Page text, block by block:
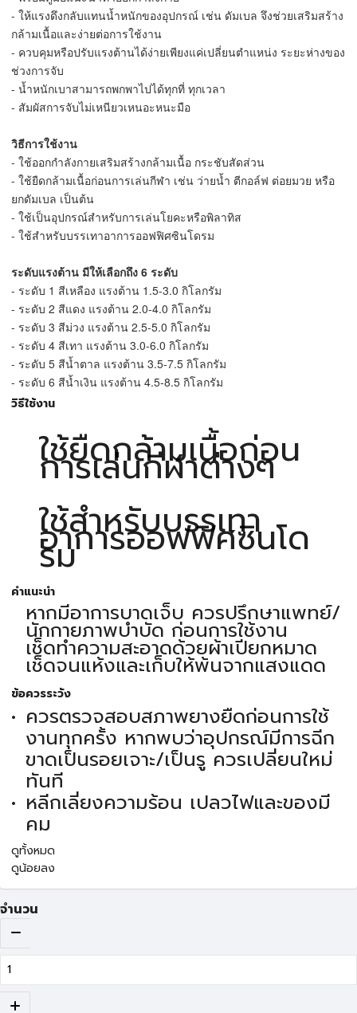
- ให้แรงดึงกลับแทนน้ำหนักของอุปกรณ์ เช่น ดัมเบล จึงช่วยเสริมสร้าง
กล้ามเนื้อและง่ายต่อการใช้งาน
- ควบคุมหรือปรับแรงต้านได้ง่ายเพียงแค่เปลี่ยนตำแหน่ง ระยะห่างของ
ช่วงการจับ
- น้ำหนักเบาสามารถพกพาไปได้ทุกที่ ทุกเวลา
- สัมผัสการจับไม่เหนียวเหนอะหนะมือ
วิธีการใช้งาน
- ใช้ออกกำลังกายเสริมสร้างกล้ามเนื้อ กระชับสัดส่วน
- ใช้ยืดกล้ามเนื้อก่อนการเล่นกีฬา เช่น ว่ายน้ำ ตีกอล์ฟ ต่อยมวย หรือ
ยกดัมเบล เป็นต้น
- ใช้เป็นอุปกรณ์สำหรับการเล่นโยคะหรือพิลาทิส
- ใช้สำหรับบรรเทาอาการออฟฟิศซินโดรม
ระดับแรงต้าน มีให้เลือกถึง 6 ระดับ
- ระดับ 1 สีเหลือง แรงต้าน 1.5-3.0 กิโลกรัม
- ระดับ 2 สีแดง แรงต้าน 2.0-4.0 กิโลกรัม
- ระดับ 3 สีม่วง แรงต้าน 2.5-5.0 กิโลกรัม
- ระดับ 4 สีเทา แรงต้าน 3.0-6.0 กิโลกรัม
- ระดับ 5 สีน้ำตาล แรงต้าน 3.5-7.5 กิโลกรัม
- ระดับ 6 สีน้ำเงิน แรงต้าน 4.5-8.5 กิโลกรัม
วิธีใช้งาน
ใช้ยืดกล้ามเนื้อก่อน
การเล่นกีฬาต่างๆ
ใช้สำหรับบรรเทา
อาการออฟฟิศซินโด
รม
คำแนะนำ
หากมีอาการบาดเจ็บ ควรปรึกษาแพทย์/
นักกายภาพบำบัด ก่อนการใช้งาน
เช็ดทำความสะอาดด้วยผ้าเปียกหมาด
เช็ดจนแห้งและเก็บให้พ้นจากแสงแดด
ข้อควรระวัง
ควรตรวจสอบสภาพยางยืดก่อนการใช้
งานทุกครั้ง หากพบว่าอุปกรณ์มีการฉีก
ขาดเป็นรอยเจาะ/เป็นรู ควรเปลี่ยนใหม่
ทันที
หลีกเลี่ยงความร้อน เปลวไฟและของมี
คม
ดูทั้งหมด
ดูน้อยลง
จำนวน